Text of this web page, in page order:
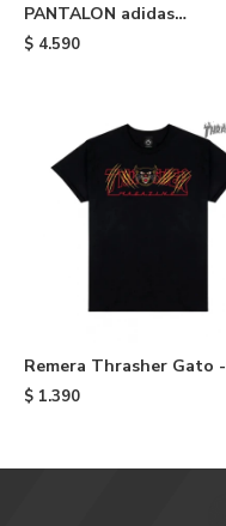
PANTALON adidas
FIREBIRD - Light Blue
$ 4.590
Remera Thrasher Gato -
Black
$ 1.390